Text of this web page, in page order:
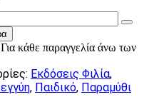
Για κάθε παραγγελία άνω των
Εκδόσεις Φιλία,
, Παιδικό, Παραμύθι